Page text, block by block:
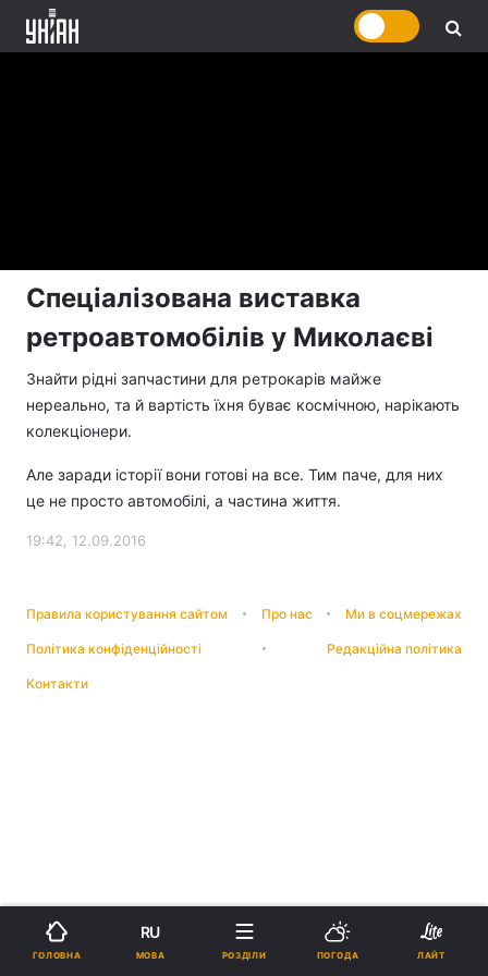
Спеціалізована виставка
ретроавтомобілів у Миколаєві
Знайти рідні запчастини для ретрокарів майже
нереально, та й вартість їхня буває космічною, нарікають
колекціонери.
Але заради історії вони готові на все. Тим паче, для них
це не просто автомобілі, а частина життя.
19:42, 12.09.2016
Правила користування сайтом Про нас Ми в соцмережах
Політика конфіденційності Редакційна політика
Контакти
ГОЛОВНА
RU
МОВА РОЗДІЛИ ПОГОДА ЛАЙТ